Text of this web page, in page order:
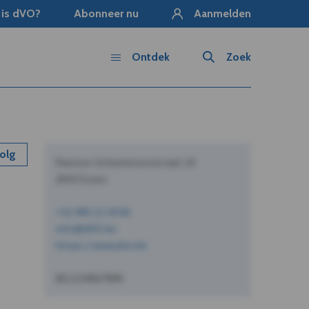
dVO? Abonneer nu Aanmelden
Zoek
Ontdek